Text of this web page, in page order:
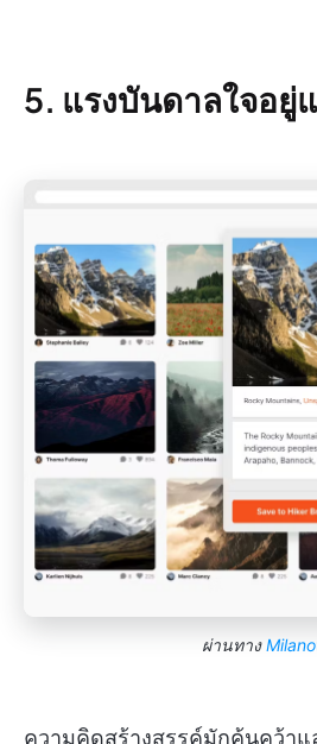
5. แรงบันดาลใจอยู่
ผ่านทาง
ความคิดสร้างสรรค์มักค้นคว้าแ